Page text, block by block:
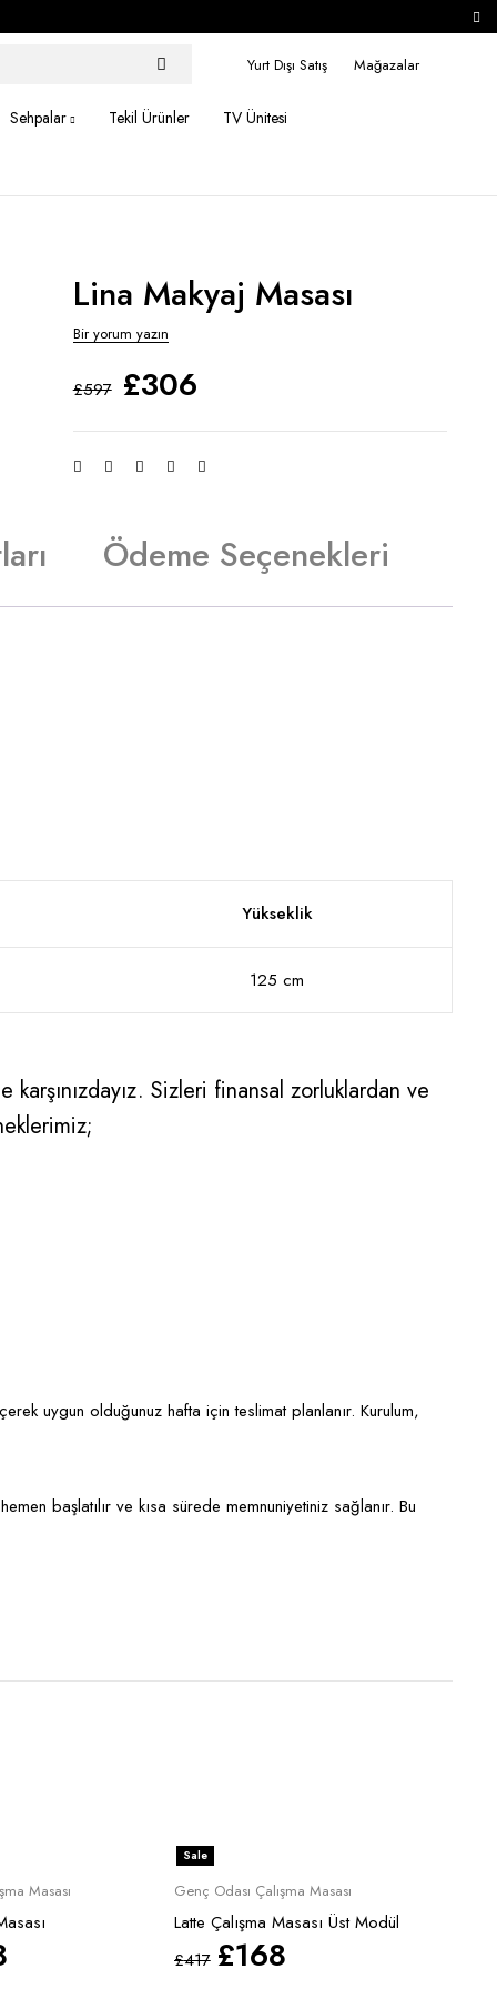
Yurt Dışı Satış Mağazalar
Sehpalar Tekil Ürünler TV Ünitesi
Lina Makyaj Masası
Bir yorum yazın
£597 £306
Ödeme Seçenekleri
Yükseklik
125 cm
Sizleri finansal zorluklardan ve
uygun olduğunuz hafta için teslimat planlanır. Kurulum,
başlatılır ve kısa sürede memnuniyetiniz sağlanır. Bu
Masası
Sale
Genç Odası Çalışma Masası
Latte Çalışma Masası Üst Modül
£417 £168